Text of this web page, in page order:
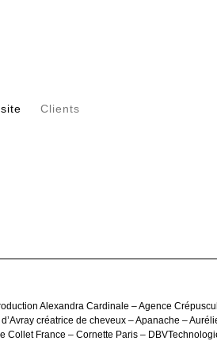
Clients
Alexandra Cardinale – Agence
créatrice de cheveux – Apanache –
Collet France – Cornette Paris –